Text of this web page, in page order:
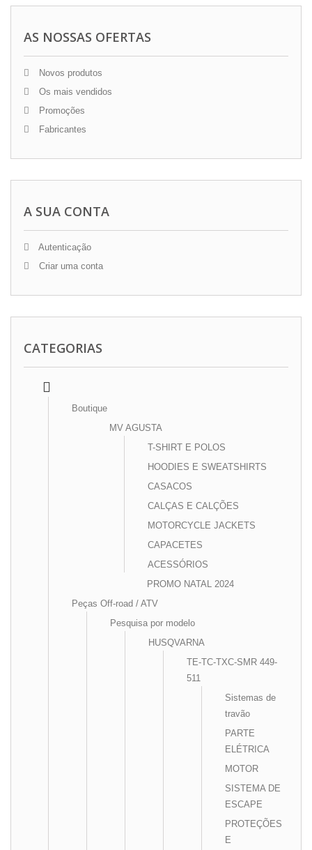
AS NOSSAS OFERTAS
Novos produtos
Os mais vendidos
Promoções
Fabricantes
A SUA CONTA
Autenticação
Criar uma conta
CATEGORIAS
Boutique
MV AGUSTA
T-SHIRT E POLOS
HOODIES E SWEATSHIRTS
CASACOS
CALÇAS E CALÇÕES
MOTORCYCLE JACKETS
CAPACETES
ACESSÓRIOS
PROMO NATAL 2024
Peças Off-road / ATV
Pesquisa por modelo
HUSQVARNA
TE-TC-TXC-SMR 449-
511
Sistemas de
travão
PARTE
ELÉTRICA
MOTOR
SISTEMA DE
ESCAPE
PROTEÇÕES
E